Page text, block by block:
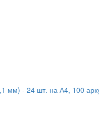
мм) - 24 шт. на А4, 100